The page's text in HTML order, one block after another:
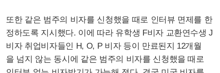
또한 같은 범주의 비자를 신청했을 때로 인터뷰 면제를 한
정하도록 지시했다. 이에 따라 유학생 F비자 교환연수생 J
비자 취업비자들인 H, O, P 비자 등이 만료된지 12개월
을 넘지 않는 동시에 같은 범주의 비자를 신청했을 때로